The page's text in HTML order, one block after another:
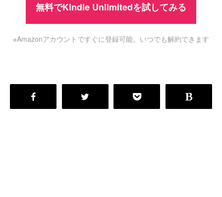
無料でKindle Unlimitedを試してみる
※Amazonアカウントですぐに登録可能。いつでも解約できます